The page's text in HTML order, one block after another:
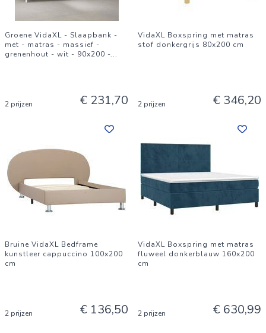
Groene VidaXL - Slaapbank -
met - matras - massief -
grenenhout - wit - 90x200 -...
2 prijzen € 231,70
VidaXL Boxspring met matras
stof donkergrijs 80x200 cm
2 prijzen € 346,20
Bruine VidaXL Bedframe
kunstleer cappuccino 100x200
cm
2 prijzen € 136,50
VidaXL Boxspring met matras
fluweel donkerblauw 160x200
cm
2 prijzen € 630,99